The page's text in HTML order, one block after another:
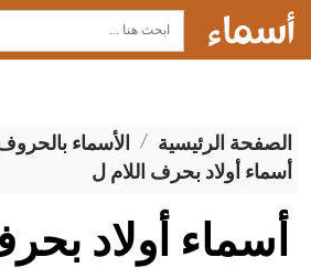
الصفحة الرئيسية
الأسماء
أسماء أولاد بحرف اللام ل
أسماء أولاد